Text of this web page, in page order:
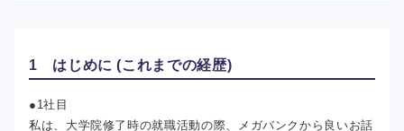
1 はじめに (これまでの経歴)
●1社目
私は、大学院修了時の就職活動の際、メガバンクから良いお話